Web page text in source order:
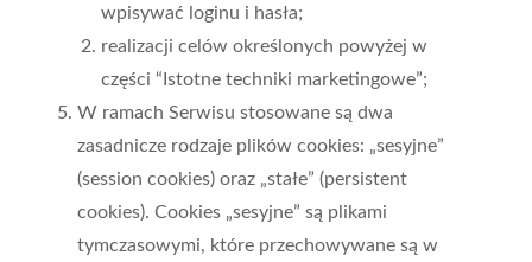
wpisywać loginu i hasła;
realizacji celów określonych powyżej w
części “Istotne techniki marketingowe”;
W ramach Serwisu stosowane są dwa
zasadnicze rodzaje plików cookies: „sesyjne”
(session cookies) oraz „stałe” (persistent
cookies). Cookies „sesyjne” są plikami
tymczasowymi, które przechowywane są w